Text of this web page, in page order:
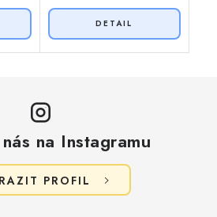
na Instagramu
PROFIL